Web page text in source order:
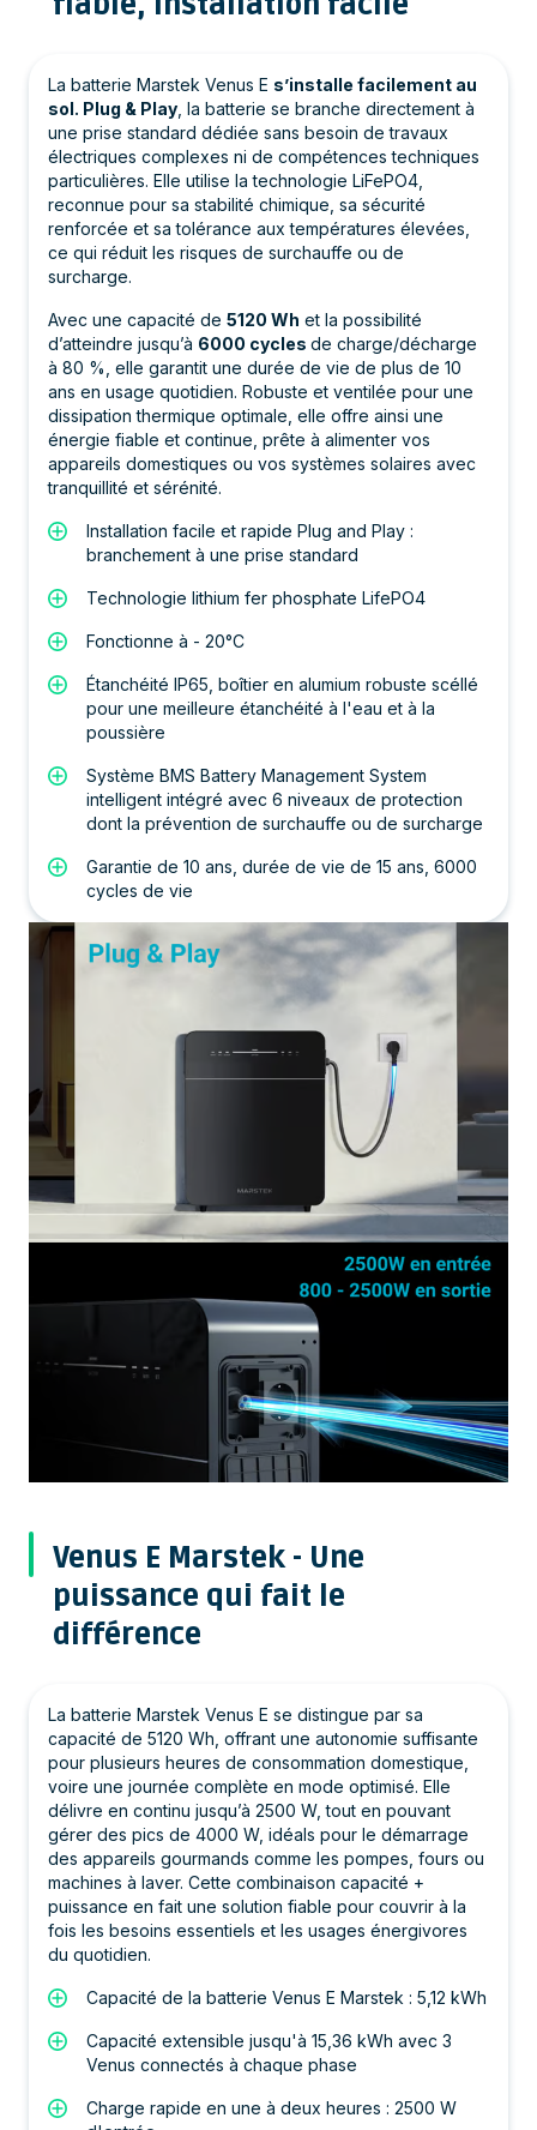
La batterie Marstek Venus E s’installe facilement au
sol. Plug & Play , la batterie se branche directement à
une prise standard dédiée sans besoin de travaux
électriques complexes ni de compétences techniques
particulières. Elle utilise la technologie LiFePO4,
reconnue pour sa stabilité chimique, sa sécurité
renforcée et sa tolérance aux températures élevées,
ce qui réduit les risques de surchauffe ou de
surcharge.
Avec une capacité de 5120 Wh et la possibilité
d’atteindre jusqu’à 6000 cycles de charge/décharge
à 80 %, elle garantit une durée de vie de plus de 10
ans en usage quotidien. Robuste et ventilée pour une
dissipation thermique optimale, elle offre ainsi une
énergie fiable et continue, prête à alimenter vos
appareils domestiques ou vos systèmes solaires avec
tranquillité et sérénité.
Installation facile et rapide Plug and Play :
branchement à une prise standard
Technologie lithium fer phosphate LifePO4
Fonctionne à - 20°C
Étanchéité IP65, boîtier en alumium robuste scéllé
pour une meilleure étanchéité à l'eau et à la
poussière
Système BMS Battery Management System
intelligent intégré avec 6 niveaux de protection
dont la prévention de surchauffe ou de surcharge
Garantie de 10 ans, durée de vie de 15 ans, 6000
cycles de vie
Venus E Marstek - Une
puissance qui fait le
différence
La batterie Marstek Venus E se distingue par sa
capacité de 5120 Wh, offrant une autonomie suffisante
pour plusieurs heures de consommation domestique,
voire une journée complète en mode optimisé. Elle
délivre en continu jusqu’à 2500 W, tout en pouvant
gérer des pics de 4000 W, idéals pour le démarrage
des appareils gourmands comme les pompes, fours ou
machines à laver. Cette combinaison capacité +
puissance en fait une solution fiable pour couvrir à la
fois les besoins essentiels et les usages énergivores
du quotidien.
Capacité de la batterie Venus E Marstek : 5,12 kWh
Capacité extensible jusqu'à 15,36 kWh avec 3
Venus connectés à chaque phase
Charge rapide en une à deux heures : 2500 W